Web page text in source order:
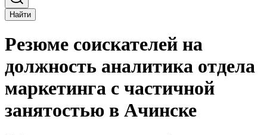
Найти
Резюме соискателей на
должность аналитика отдела
маркетинга с частичной
занятостью в Ачинске